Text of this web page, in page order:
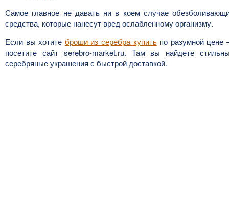
Самое главное не давать ни в коем случае
средства, которые нанесут вред ослабленному организму.
Если вы хотите броши из серебра купитьпо разумной цене
посетите сайт serebro-market.ru. Там вы найдете
серебряные украшения с быстрой доставкой.